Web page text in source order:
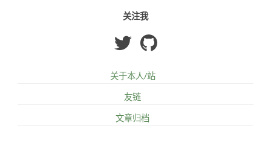
关注我
关于本人/站
友链
文章归档